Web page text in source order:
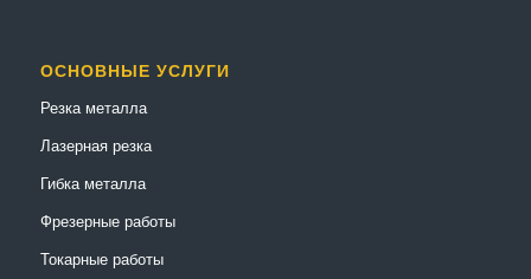
ОСНОВНЫЕ УСЛУГИ
Резка металла
Лазерная резка
Гибка металла
Фрезерные работы
Токарные работы